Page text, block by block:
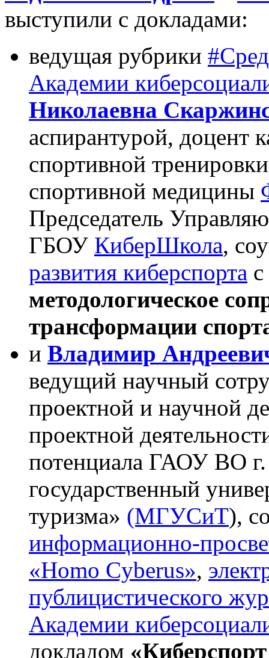
выступили с докладами:
ведущая рубрики
Академии
Николаевна
аспирантурой, доцент
спортивной
спортивной медицины
Председатель
ГБОУ КиберШкола,
развития киберспорта
методологическое
трансформации
и Владимир
ведущий научный
проектной и научной
проектной
потенциала ГАОУ ВО
государственный
туризма» (МГУСиТ),
информационно-
«Homo Cyberus»,
публицистического
Академии
докладом